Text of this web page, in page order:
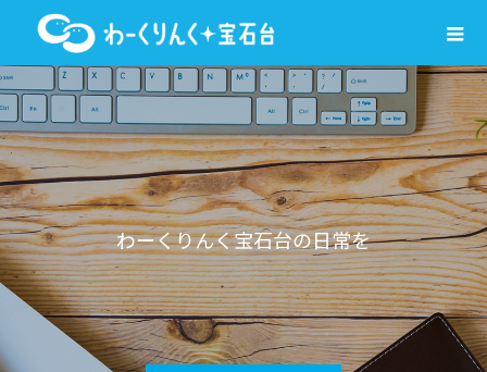
わーくりんく宝石台の日常を気ままに